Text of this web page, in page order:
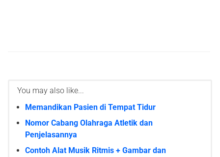
You may also like...
Memandikan Pasien di Tempat Tidur
Nomor Cabang Olahraga Atletik dan
Penjelasannya
Contoh Alat Musik Ritmis + Gambar dan